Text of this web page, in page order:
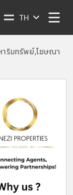
TH
าริมทรัพย์,โฆษณา